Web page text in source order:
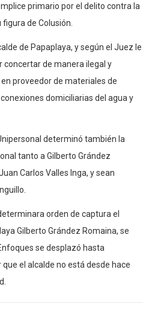
primario por el delito contra la
de Colusión.
de Papaplaya, y según el Juez le
concertar de manera ilegal y
proveedor de materiales de
domiciliarias del agua y
determinó también la
tanto a Gilberto Grández
Carlos Valles Inga, y sean
orden de captura el
Gilberto Grández Romaina, se
se desplazó hasta
el alcalde no está desde hace